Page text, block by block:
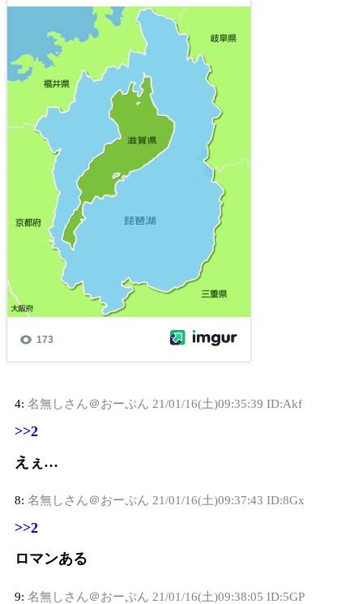
4: 名無しさん＠おーぷん 21/01/16(土)09:35:39 ID:Akf
>>2
えぇ…
8: 名無しさん＠おーぷん 21/01/16(土)09:37:43 ID:8Gx
>>2
ロマンある
9: 名無しさん＠おーぷん 21/01/16(土)09:38:05 ID:5GP